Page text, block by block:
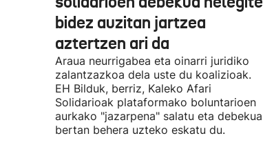
bidez auzitan jartzea
aztertzen ari da
Araua neurrigabea eta oinarri juridiko
zalantzazkoa dela uste du koalizioak.
EH Bilduk, berriz, Kaleko Afari
Solidarioak plataformako boluntarioen
aurkako "jazarpena" salatu eta debekua
bertan behera uzteko eskatu du.